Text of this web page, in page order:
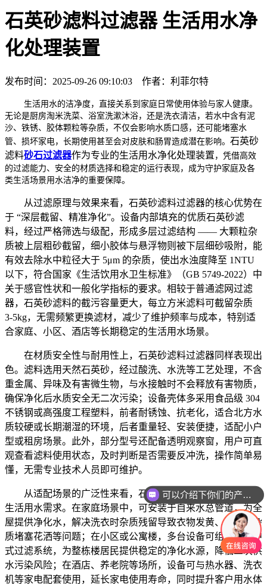
石英砂滤料过滤器 生活用水净
化处理装置
发布时间：2025-09-26 09:10:03 作者：利菲尔特
生活用水的洁净度，直接关系到家庭日常使用体验与家人健康。
无论是厨房淘米洗菜、浴室洗漱沐浴，还是洗衣清洁，若水中含有泥
沙、铁锈、胶体颗粒等杂质，不仅会影响水质口感，还可能堵塞水
管、损坏家电，长期使用甚至会对皮肤和肠胃造成潜在影响。 石英砂
滤料砂石过滤器作为专业的生活用水净化处理装置 ，凭借高效
的过滤能力、安全的材质选择和稳定的运行表现，成为守护家庭及各
类生活场景用水洁净的重要保障。
从过滤原理与效果来看，石英砂滤料过滤器的核心优势在
于 “深层截留、精准净化”。设备内部填充的优质石英砂滤
料，经过严格筛选与级配，形成多层过滤结构 —— 大颗粒杂
质被上层粗砂截留，细小胶体与悬浮物则被下层细砂吸附，能
有效去除水中粒径大于 5μm 的杂质，使出水浊度降至 1NTU
以下，符合国家《生活饮用水卫生标准》（GB 5749-2022）中
关于感官性状和一般化学指标的要求。相较于普通滤网过滤
器，石英砂滤料的截污容量更大，每立方米滤料可截留杂质
3-5kg，无需频繁更换滤材，减少了维护频率与成本，特别适
合家庭、小区、酒店等长期稳定的生活用水场景。
在材质安全性与耐用性上，石英砂滤料过滤器同样表现出
色。滤料选用天然石英砂，经过酸洗、水洗等工艺处理，不含
重金属、异味及有害微生物，与水接触时不会释放有害物质，
确保净化后水质安全无二次污染；设备壳体多采用食品级 304
不锈钢或高强度工程塑料，前者耐锈蚀、抗老化，适合北方水
质较硬或长期潮湿的环境，后者重量轻、安装便捷，适配小户
型或租房场景。此外，部分型号还配备透明观察窗，用户可直
观查看滤料使用状态，及时判断是否需要反冲洗，操作简单易
懂，无需专业技术人员即可维护。
从适配场景的广泛性来看，石英砂滤料过滤器能满足不同
生活用水需求。在家庭场景中，可安装于自来水总管道，为全
屋提供净化水，解决洗衣时杂质残留导致衣物发黄、洗澡时杂
质堵塞花洒等问题；在小区或公寓楼，多台设备可组合成集中
式过滤系统，为整栋楼居民提供稳定的净化水源，降低二次供
水污染风险；在酒店、养老院等场所，设备可与热水器、洗衣
机等家电配套使用，延长家电使用寿命，同时提升客户用水体
你们是怎么收费的呢